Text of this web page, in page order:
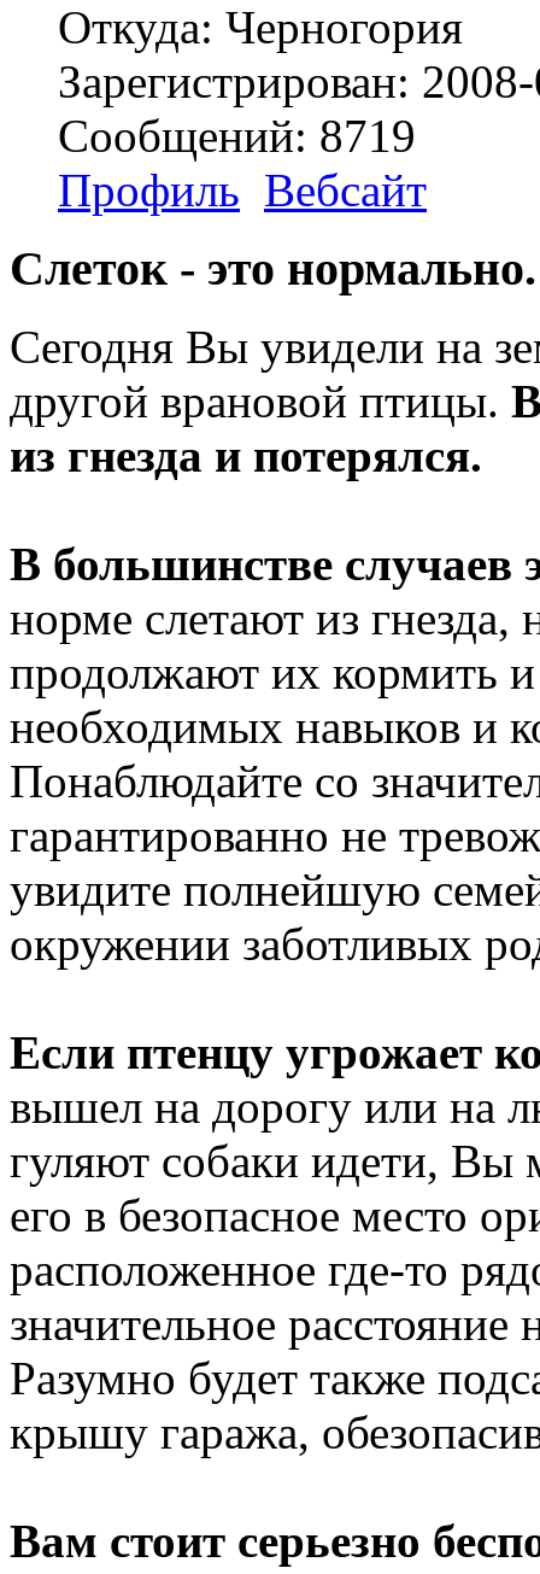
Откуда: Черногория
Зарегистрирован:
Сообщений: 8719
Профиль Вебсайт
Слеток - это нормально.
Сегодня Вы увидели на
другой врановой птицы.
из гнезда и потерялся.
В большинстве случаев
норме слетают из гнезда,
продолжают их кормить и
необходимых навыков и
Понаблюдайте со
гарантированно не
увидите полнейшую
окружении заботливых
Если птенцу угрожает
вышел на дорогу или на
гуляют собаки идети, Вы
его в безопасное место
расположенное где-то
значительное расстояние
Разумно будет также
крышу гаража,
Вам стоит серьезно